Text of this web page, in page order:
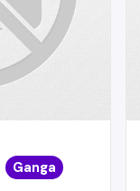
Ganga